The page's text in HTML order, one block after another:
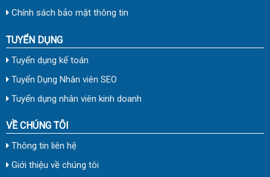
Chính sách bảo mật thông tin
TUYỂN DỤNG
Tuyển dụng kế toán
Tuyển Dụng Nhân viên SEO
Tuyển dụng nhân viên kinh doanh
VỀ CHÚNG TÔI
Thông tin liên hệ
Giới thiệu về chúng tôi